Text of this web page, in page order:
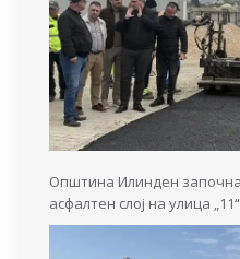
Општина Илинден
асфалтен слој на улица